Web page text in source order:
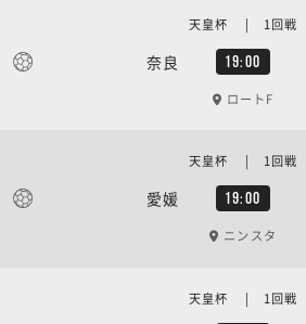
奈良 19:00
天皇杯 | 1回戦
ロートF
愛媛 19:00
天皇杯 | 1回戦
ニンスタ
天皇杯 | 1回戦